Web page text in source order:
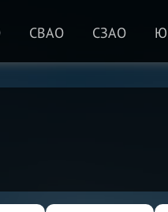
СВАО СЗАО